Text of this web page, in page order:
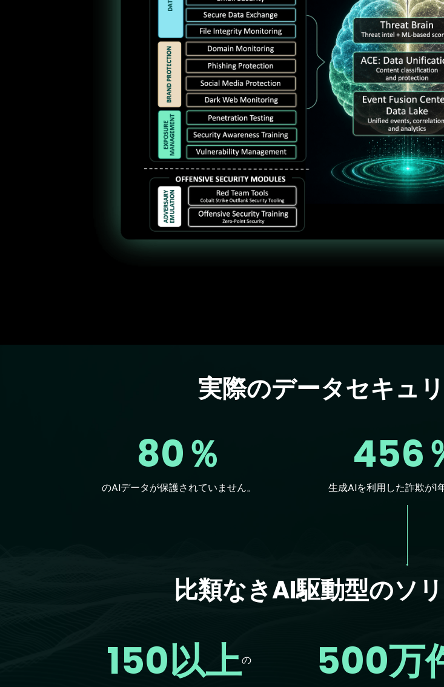
実際のデータセキュ
80％
のAIデータが保護されていません。
456
生成AIを利用した詐欺が1
比類なきAI駆動型のソ
150以上の
500万